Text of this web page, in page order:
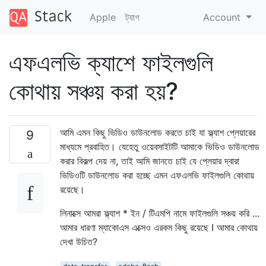
Apple ট্যাগ Account
এফএলভি ক্যাশে ফাইলগুলি
কোথায় সঞ্চয় করা হয়?
9
আমি এমন কিছু ভিডিও ডাউনলোড করতে চাই যা ফ্ল্যাশ প্লেয়ারের
মাধ্যমে প্রবাহিত। যেহেতু ওয়েবসাইটটি আমাকে ভিডিও ডাউনলোড
করার বিকল্প দেয় না, তাই আমি জানতে চাই যে প্লেয়ার দ্বারা
ভিডিওটি ডাউনলোড করা হচ্ছে এমন এফএলভি ফাইলগুলি কোথায়
রয়েছে।
লিনাক্সে আমরা ফ্ল্যাশ * ইন / টিএমপি নামে ফাইলগুলি সঞ্চয় করি ...
আমার ধারণা ম্যাকোএস এক্সেও এরকম কিছু রয়েছে I আমার কোথায়
দেখা উচিত?